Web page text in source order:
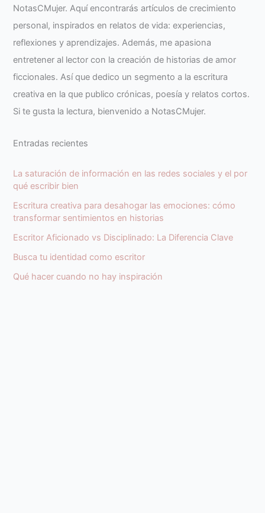
NotasCMujer. Aquí encontrarás artículos de crecimiento
personal, inspirados en relatos de vida: experiencias,
reflexiones y aprendizajes. Además, me apasiona
entretener al lector con la creación de historias de amor
ficcionales. Así que dedico un segmento a la escritura
creativa en la que publico crónicas, poesía y relatos cortos.
Si te gusta la lectura, bienvenido a NotasCMujer.
Entradas recientes
La saturación de información en las redes sociales y el por
qué escribir bien
Escritura creativa para desahogar las emociones: cómo
transformar sentimientos en historias
Escritor Aficionado vs Disciplinado: La Diferencia Clave
Busca tu identidad como escritor
Qué hacer cuando no hay inspiración